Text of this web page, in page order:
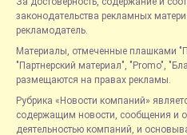
законодательства рекламных
рекламодатель.
Материалы, отмеченные плашками
"Партнерский материал", "Promo",
размещаются на правах рекламы.
Рубрика «Новости компаний»
содержащим новости, сообщения и
деятельностью компаний, и